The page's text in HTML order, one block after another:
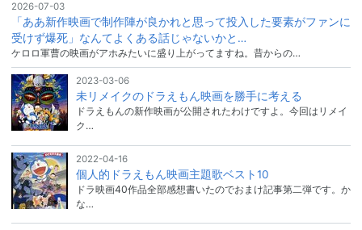
2026-07-03
「ああ新作映画で制作陣が良かれと思って投入した要素がファンに
受けず爆死」なんてよくある話じゃないかと…
ケロロ軍曹の映画がアホみたいに盛り上がってますね。昔からの…
2023-03-06
未リメイクのドラえもん映画を勝手に考える
ドラえもんの新作映画が公開されたわけですよ。今回はリメイ
ク…
2022-04-16
個人的ドラえもん映画主題歌ベスト10
ドラ映画40作品全部感想書いたのでおまけ記事第二弾です。か
な…